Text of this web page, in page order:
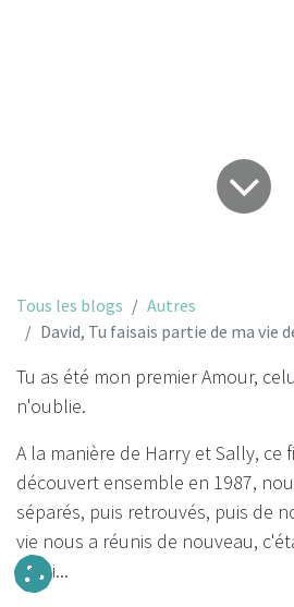
Tous les blogs
Autres
David, Tu faisais partie de ma vie
Tu as été mon premier Amour,
n'oublie.
A la manière de Harry et Sally, ce
découvert ensemble en 1987,
séparés, puis retrouvés, puis de
vie nous a réunis de nouveau,
demi...